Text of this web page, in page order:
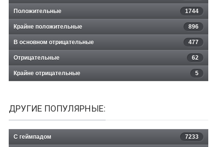
Положительные 1744
Крайне положительные 896
В основном отрицательные 477
Отрицательные 62
Крайне отрицательные 5
ДРУГИЕ ПОПУЛЯРНЫЕ:
С геймпадом 7233